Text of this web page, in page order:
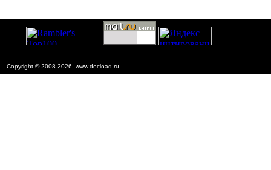
Copyright © 2008-2026, www.docload.ru